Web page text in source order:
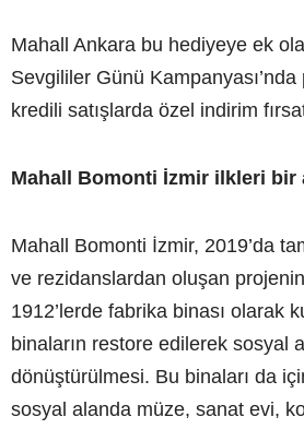
Mahall Ankara bu hediyeye ek
Sevgililer Günü
kredili satışlarda özel indirim
Mahall Bomonti İzmir ilkleri bir
Mahall Bomonti İzmir, 2019’da
ve rezidanslardan oluşan
1912’lerde fabrika binası olarak
binaların restore edilerek sosyal
dönüştürülmesi. Bu binaları da
sosyal alanda müze, sanat evi,